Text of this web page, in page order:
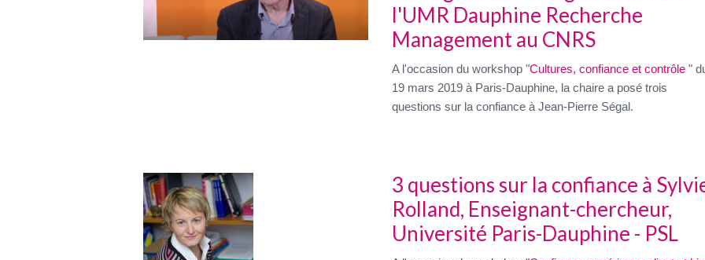
l'UMR Dauphine Recherche
Management au CNRS
A l'occasion du workshop "Cultures, confiance et contrôle"
19 mars 2019 à Paris-Dauphine, la chaire a posé trois
questions sur la confiance à Jean-Pierre Ségal.
3 questions sur la confiance à
Rolland, Enseignant-chercheur,
Université Paris-Dauphine - PSL